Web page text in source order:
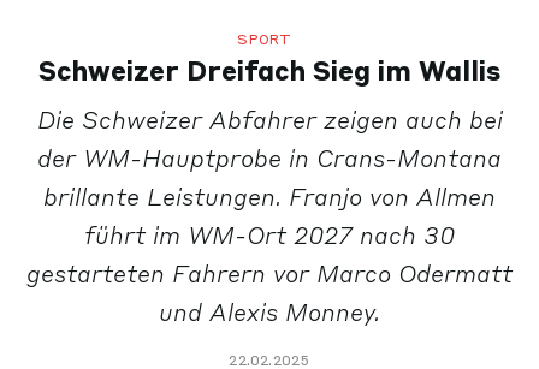
SPORT
Schweizer Dreifach Sieg im Wallis
Die Schweizer Abfahrer zeigen auch bei
der WM-Hauptprobe in Crans-Montana
brillante Leistungen. Franjo von Allmen
führt im WM-Ort 2027 nach 30
gestarteten Fahrern vor Marco Odermatt
und Alexis Monney.
22.02.2025